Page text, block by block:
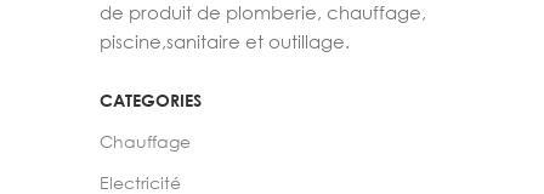
de produit de plomberie, chauffage,
piscine,sanitaire et outillage.
CATEGORIES
Chauffage
Electricité